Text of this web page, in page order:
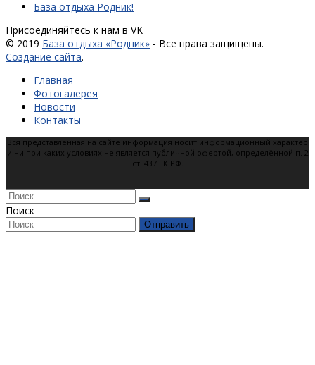
База отдыха Родник!
Присоединяйтесь к нам в VK
© 2019 База отдыха «Родник» - Все права защищены.
Создание сайта.
Главная
Фотогалерея
Новости
Контакты
Вся представленная на сайте информация носит информационный характер
и ни при каких условиях не является публичной офертой, определённой п. 2
ст. 437 ГК РФ.
Поиск
Отправить